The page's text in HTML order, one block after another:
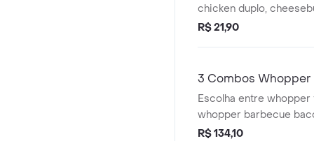
chicken duplo,
rodeiio duplo, big king
combinação ideal para
um combo clássico e
jeito que quiser
R$ 21,90
3 Combos Whopper
Escolha entre
whopper barbecue
combos completos que
R$ 134,10